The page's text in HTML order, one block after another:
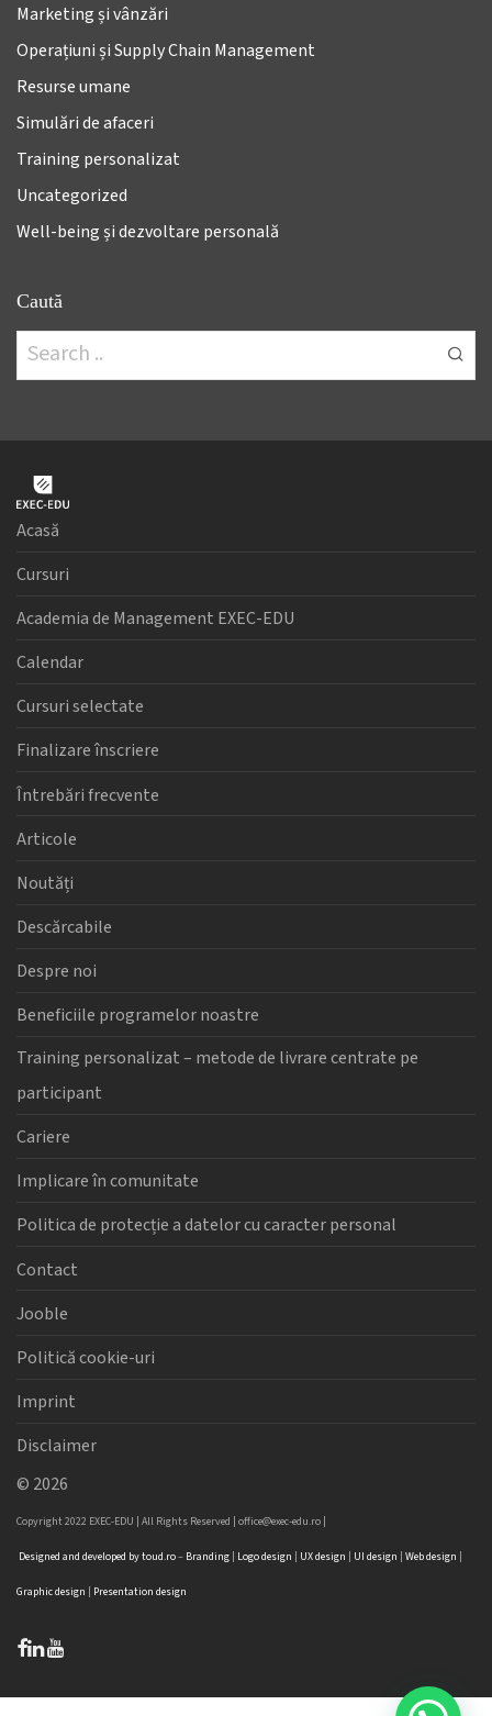
Marketing și vânzări
Operațiuni și Supply Chain Management
Resurse umane
Simulări de afaceri
Training personalizat
Uncategorized
Well-being și dezvoltare personală
Caută
Acasă
Cursuri
Academia de Management EXEC-EDU
Calendar
Cursuri selectate
Finalizare înscriere
Întrebări frecvente
Articole
Noutăți
Descărcabile
Despre noi
Beneficiile programelor noastre
Training personalizat – metode de livrare centrate pe
participant
Cariere
Implicare în comunitate
Politica de protecție a datelor cu caracter personal
Contact
Jooble
Politică cookie-uri
Imprint
Disclaimer
© 2026
Copyright 2022 EXEC-EDU | All Rights Reserved | office@exec-edu.ro
Designed and developed bytoud.ro– Branding Logodesign UX design UI design Web design
Graphic design Presentation design